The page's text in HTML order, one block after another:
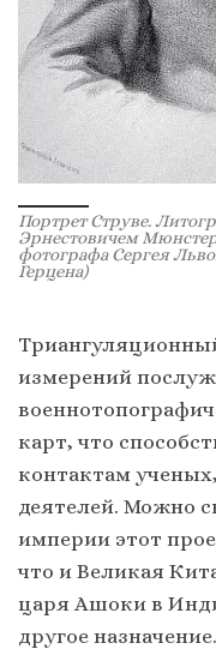
Портрет Струве.
Эрнестовичем
фотографа Сергея
Герцена)
измерений
карт, что
контактам
деятелей. Можно
империи этот
что и Великая
царя Ашоки в
другое назначение.